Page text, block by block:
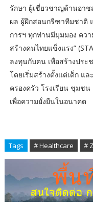
รักษา ผู้เชี่ยวชาญด้านอาช
ผล ผู้ฝึกสอนกรีฑาทีมชาติ
การฯ ทุกท่านมีมุมมอง คว
สร้างคนไทยแข็งแรง”
ลงทุนกับคน เพื่อสร้างปร
โดยเริ่มสร้างตั้งแต่เด็ก แ
ครองครัว โรงเรียน ชุมช
เพื่อความยั่งยืนในอนาคต
Tags # Healthcare #